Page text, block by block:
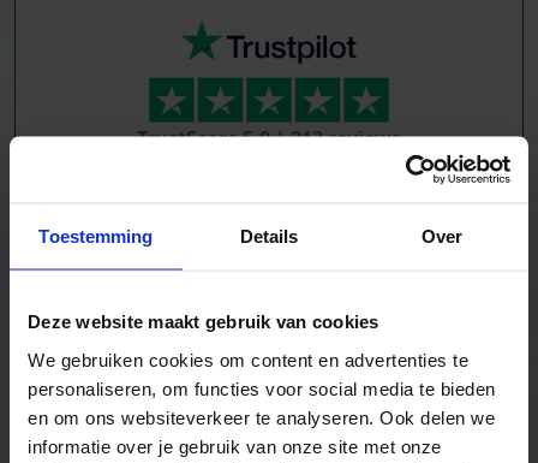
Toestemming Details Over
Deze website maakt gebruik van cookies
We gebruiken cookies om content en advertenties te
personaliseren, om functies voor social media te bieden
en om ons websiteverkeer te analyseren. Ook delen we
informatie over je gebruik van onze site met onze
TrustScore5.0|213reviews
Kilometers rollenbaan uit voorraad leverbaar
Bochten, harmonicabanen, wissels
Voor talloze toepassingen
Pakjes, doosjes, kratjes, pallets…